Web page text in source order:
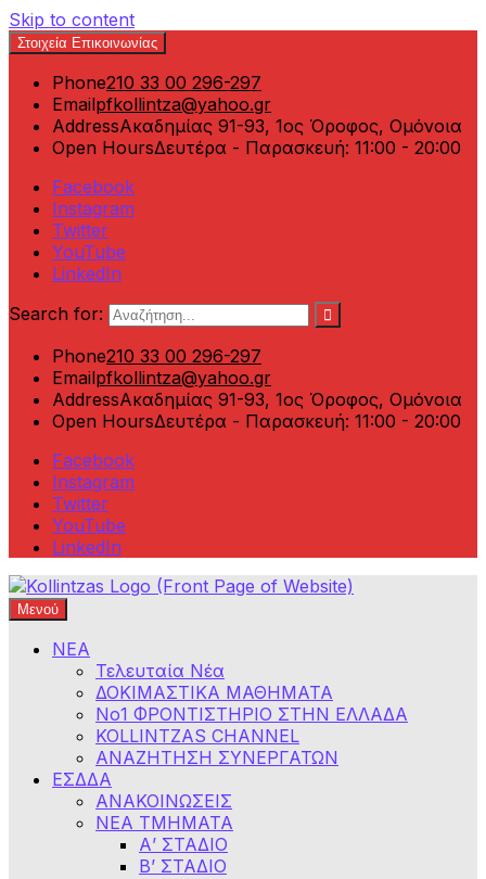
Skip to content
Στοιχεία Επικοινωνίας
Phone210 33 00 296-297
Emailpfkollintza@yahoo.gr
AddressΑκαδημίας 91-93, 1ος Όροφος, Ομόνοια
Open HoursΔευτέρα - Παρασκευή: 11:00 - 20:00
Facebook
Instagram
Twitter
YouTube
LinkedIn
Search for:
Phone210 33 00 296-297
Emailpfkollintza@yahoo.gr
AddressΑκαδημίας 91-93, 1ος Όροφος, Ομόνοια
Open HoursΔευτέρα - Παρασκευή: 11:00 - 20:00
Facebook
Instagram
Twitter
YouTube
LinkedIn
Φροντιστήρια Κολλίντζα – Διαγωνισμοί Δημοσίου
ΕΣΔΔΑ – ΑΣΕΠ – ΑΑΔΕ – ΕΣΔΙ – ΥΠΕΞ
Μενού
ΝΕΑ
Τελευταία Νέα
ΔΟΚΙΜΑΣΤΙΚΑ ΜΑΘΗΜΑΤΑ
Νο1 ΦΡΟΝΤΙΣΤΗΡΙΟ ΣΤΗΝ ΕΛΛΑΔΑ
KOLLINTZAS CHANNEL
ΑΝΑΖΗΤΗΣΗ ΣΥΝΕΡΓΑΤΩΝ
ΕΣΔΔΑ
ΑΝΑΚΟΙΝΩΣΕΙΣ
ΝΕΑ ΤΜΗΜΑΤΑ
Α’ ΣΤΑΔΙΟ
Β’ ΣΤΑΔΙΟ